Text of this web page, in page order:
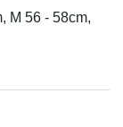
M 56 - 58cm,